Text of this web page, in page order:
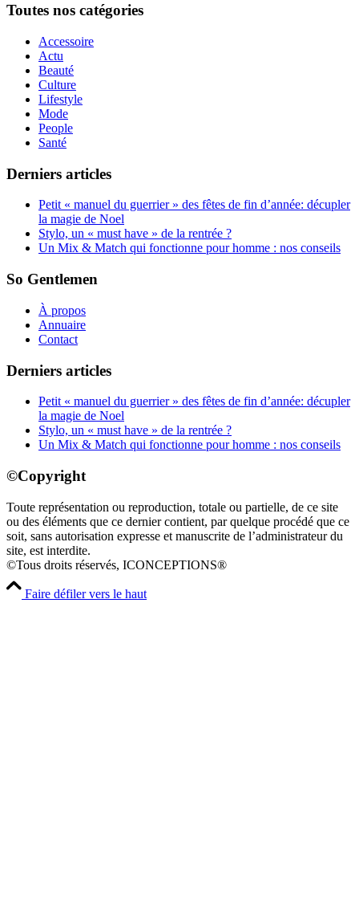
Toutes nos catégories
Accessoire
Actu
Beauté
Culture
Lifestyle
Mode
People
Santé
Derniers articles
Petit « manuel du guerrier » des fêtes de fin d’année: décupler
la magie de Noel
Stylo, un « must have » de la rentrée ?
Un Mix & Match qui fonctionne pour homme : nos conseils
So Gentlemen
À propos
Annuaire
Contact
Derniers articles
Petit « manuel du guerrier » des fêtes de fin d’année: décupler
la magie de Noel
Stylo, un « must have » de la rentrée ?
Un Mix & Match qui fonctionne pour homme : nos conseils
©Copyright
Toute représentation ou reproduction, totale ou partielle, de ce site
ou des éléments que ce dernier contient, par quelque procédé que ce
soit, sans autorisation expresse et manuscrite de l’administrateur du
site, est interdite.
©Tous droits réservés, ICONCEPTIONS®
Faire défiler vers le haut